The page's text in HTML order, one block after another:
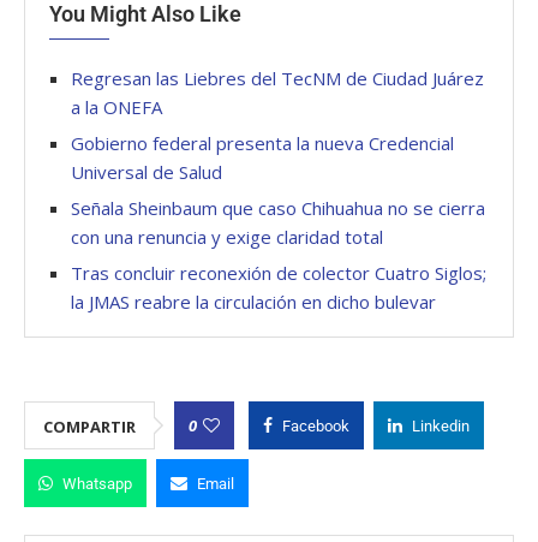
You Might Also Like
Regresan las Liebres del TecNM de Ciudad Juárez
a la ONEFA
Gobierno federal presenta la nueva Credencial
Universal de Salud
Señala Sheinbaum que caso Chihuahua no se cierra
con una renuncia y exige claridad total
Tras concluir reconexión de colector Cuatro Siglos;
la JMAS reabre la circulación en dicho bulevar
COMPARTIR 0 Facebook Linkedin
Whatsapp Email